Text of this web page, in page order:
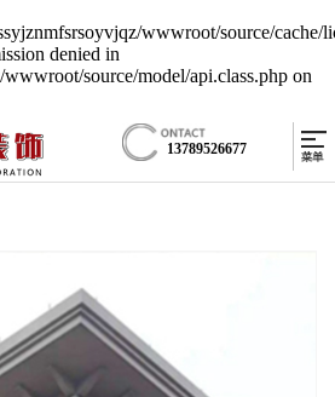
wwwroot/source/cache/
denied in
source/model/api.class.php on
13789526677